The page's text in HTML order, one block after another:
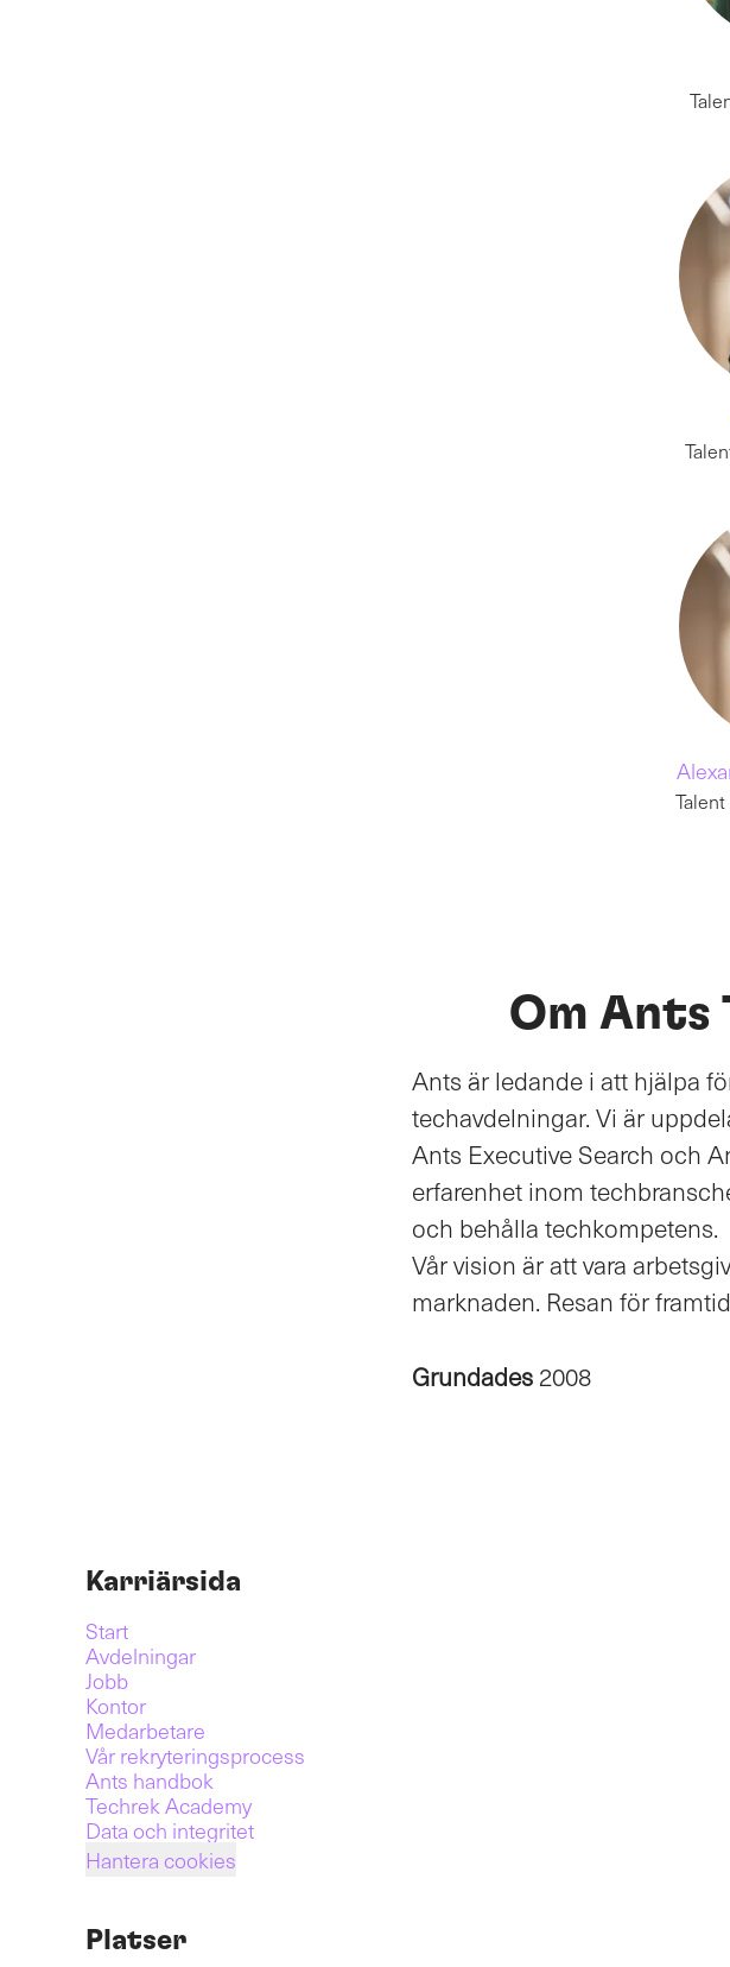
Om Ants
Ants är ledande i att hjälpa
techavdelningar. Vi är
Ants Executive Search och
erfarenhet inom
och behålla techkompetens.
Vår vision är att vara
marknaden. Resan för
Grundades2008
Karriärsida
Start
Avdelningar
Jobb
Kontor
Medarbetare
Vår rekryteringsprocess
Ants handbok
Techrek Academy
Data och integritet
Hantera cookies
Platser